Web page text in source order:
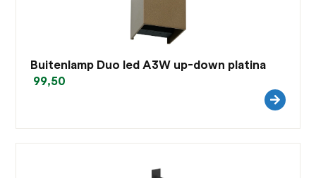
Buitenlamp Duo led A3W up-down platina
99,50